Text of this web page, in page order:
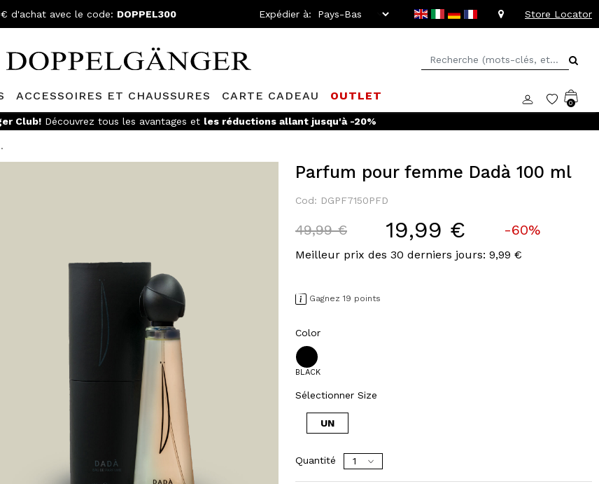
d'achat avec le code: DOPPEL300 Expédier à: Store Locator
ACCESSOIRES ET CHAUSSURES CARTE CADEAU OUTLET
0
Club!Découvrez tous les avantages et les réductions allant jusqu'à -20%
Parfum pour femme Dadà 100 ml
Cod: DGPF7150PFD
Price reduced from
49,99 €to 19,99 € -60%
Meilleur prix des 30 derniers jours: 9,99 €
Gagnez 19 points
Color
BLACK
Sélectionner Size
UN
Quantité